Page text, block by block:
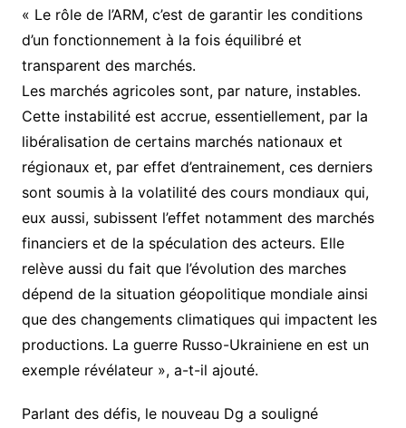
« Le rôle de l’ARM, c’est de garantir les conditions
d’un fonctionnement à la fois équilibré et
transparent des marchés.
Les marchés agricoles sont, par nature, instables.
Cette instabilité est accrue, essentiellement, par la
libéralisation de certains marchés nationaux et
régionaux et, par effet d’entrainement, ces derniers
sont soumis à la volatilité des cours mondiaux qui,
eux aussi, subissent l’effet notamment des marchés
financiers et de la spéculation des acteurs. Elle
relève aussi du fait que l’évolution des marches
dépend de la situation géopolitique mondiale ainsi
que des changements climatiques qui impactent les
productions. La guerre Russo-Ukrainiene en est un
exemple révélateur », a-t-il ajouté.
Parlant des défis, le nouveau Dg a souligné